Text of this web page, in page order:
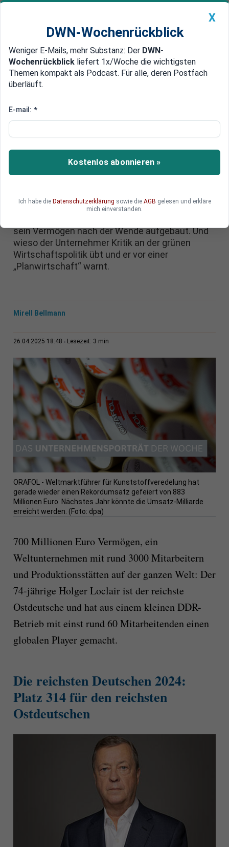
Newsticker MEIN DWN: Geldanlage Premium
Edelmetalle DWN-Magazin China
Reichster Ostdeutscher: Wie ein
Betrieb zum globalen Player
Euro – ein Rekordjahr trotz Wirtschaftskrise. Wie
sein Vermögen nach der Wende aufgebaut. Und
wieso der Unternehmer Kritik an der grünen
Wirtschaftspolitik übt und er vor einer
„Planwirtschaft“ warnt.
Mirell Bellmann
26.04.2025 18:48 Lesezeit: 3 min
ORAFOL - Weltmarktführer für Kunststoffveredelung hat
gerade wieder einen Rekordumsatz gefeiert von 883
Millionen Euro. Nächstes Jahr könnte die Umsatz-Milliarde
erreicht werden. (Foto: dpa)
700 Millionen Euro Vermögen, ein
Weltunternehmen mit rund 3000 Mitarbeitern
und Produktionsstätten auf der ganzen Welt: Der
74-jährige Holger Loclair ist der reichste
Ostdeutsche und hat aus einem kleinen DDR-
Betrieb mit einst rund 60 Mitarbeitenden einen
globalen Player gemacht.
Die reichsten Deutschen 2024:
Platz 314 für den reichsten
Ostdeutschen
X
DWN-Wochenrückblick
Weniger E-Mails, mehr Substanz: Der DWN-
Wochenrückblick liefert 1x/Woche die wichtigsten
Themen kompakt als Podcast. Für alle, deren Postfach
überläuft.
E-mail: *
Kostenlos abonnieren »
Ich habe die Datenschutzerklärung sowie die AGB gelesen und erkläre
mich einverstanden.